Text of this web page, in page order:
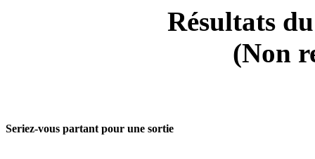
Résultats
(Non
Seriez-vous partant pour une sortie